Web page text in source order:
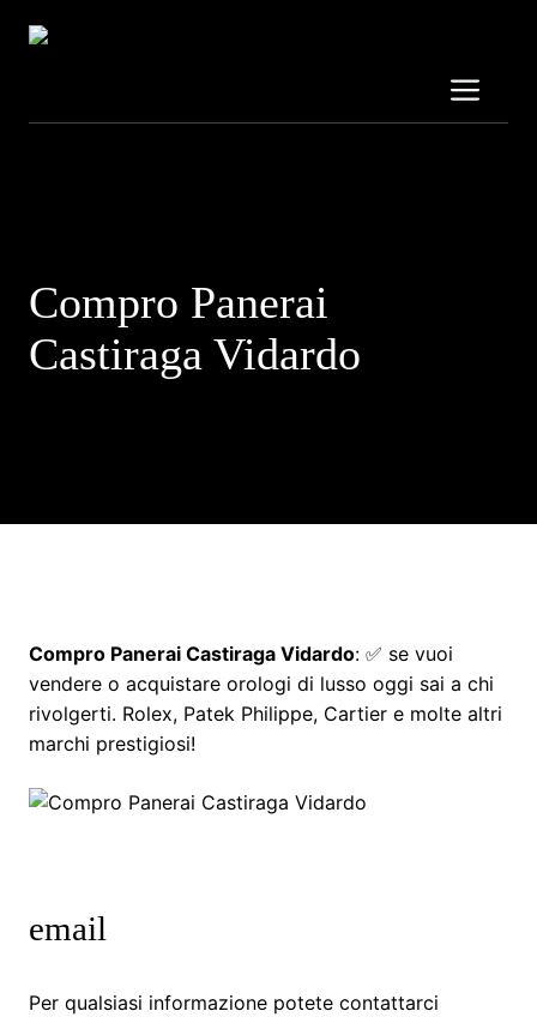
Compro Panerai
Castiraga Vidardo
Compro Panerai Castiraga Vidardo: ✅ se vuoi
vendere o acquistare orologi di lusso oggi sai a chi
rivolgerti. Rolex, Patek Philippe, Cartier e molte altri
marchi prestigiosi!
email
Per qualsiasi informazione potete contattarci